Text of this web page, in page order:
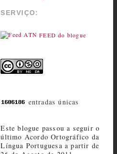
SERVIÇO:
FEED do blogue
entradas únicas
Este blogue passou a seguir o
último Acordo Ortográfico da
Língua Portuguesa a partir de